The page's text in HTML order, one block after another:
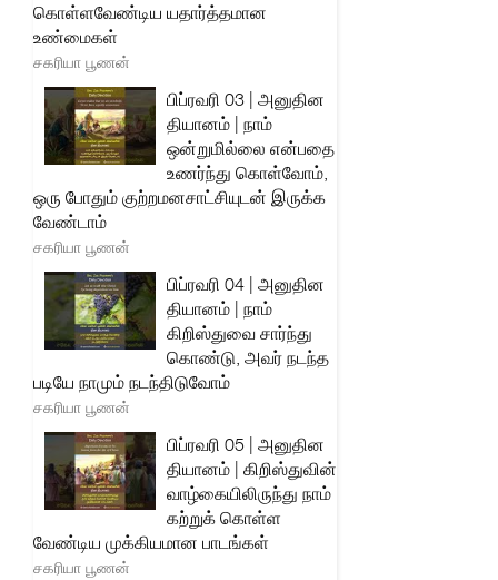
கொள்ளவேண்டிய யதார்த்தமான
உண்மைகள்
சகரியா பூணன்
பிப்ரவரி 03 | அனுதின
தியானம் | நாம்
ஒன்றுமில்லை என்பதை
உணர்ந்து கொள்வோம்,
ஒரு போதும் குற்றமனசாட்சியுடன் இருக்க
வேண்டாம்
சகரியா பூணன்
பிப்ரவரி 04 | அனுதின
தியானம் | நாம்
கிறிஸ்துவை சார்ந்து
கொண்டு, அவர் நடந்த
படியே நாமும் நடந்திடுவோம்
சகரியா பூணன்
பிப்ரவரி 05 | அனுதின
தியானம் | கிறிஸ்துவின்
வாழ்கையிலிருந்து நாம்
கற்றுக் கொள்ள
வேண்டிய முக்கியமான பாடங்கள்
சகரியா பூணன்